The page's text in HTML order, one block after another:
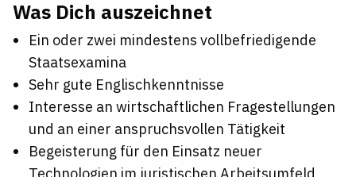
Was Dich auszeichnet
Ein oder zwei mindestens vollbefriedigende
Staatsexamina
Sehr gute Englischkenntnisse
Interesse an wirtschaftlichen Fragestellungen
und an einer anspruchsvollen Tätigkeit
Begeisterung für den Einsatz neuer
Technologien im juristischen Arbeitsumfeld